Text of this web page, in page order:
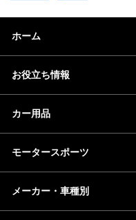
ホーム
お役立ち情報
カー用品
モータースポーツ
メーカー・車種別